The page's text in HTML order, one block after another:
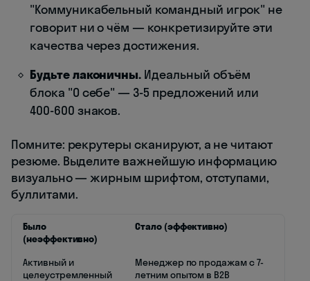
"Коммуникабельный командный игрок" не
говорит ни о чём — конкретизируйте эти
качества через достижения.
Будьте лаконичны. Идеальный объём
блока "О себе" — 3-5 предложений или
400-600 знаков.
Помните: рекрутеры сканируют, а не читают
резюме. Выделите важнейшую информацию
визуально — жирным шрифтом, отступами,
буллитами.
Было
(неэффективно)
Стало (эффективно)
Активный и
целеустремленный
Менеджер по продажам с 7-
летним опытом в B2B